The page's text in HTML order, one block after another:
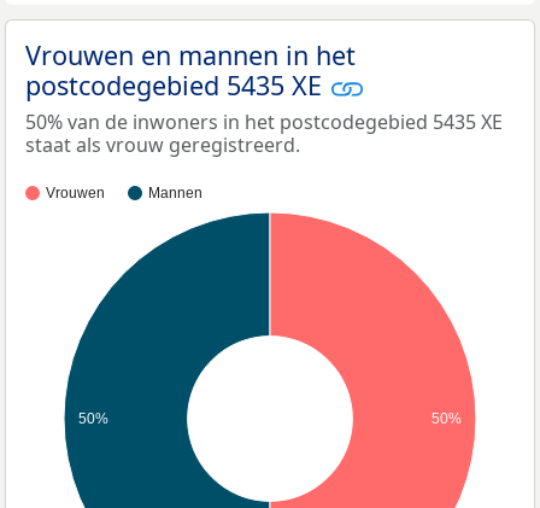
Vrouwen en mannen in het
postcodegebied 5435 XE
50% van de inwoners in het postcodegebied 5435 XE
staat als vrouw geregistreerd.
Vrouwen Mannen
50% 50%